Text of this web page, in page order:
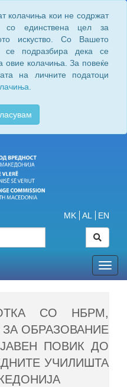
колачиња кои не содржат
со единствена цел за
искуство. Со Вашето
се подразбира дека се
овие колачиња. За повеќе
на личните податоци
MK AL EN
СО НБРМ,
ОБРАЗОВАНИЕ
ПОВИК ДО
УЧИЛИШТА